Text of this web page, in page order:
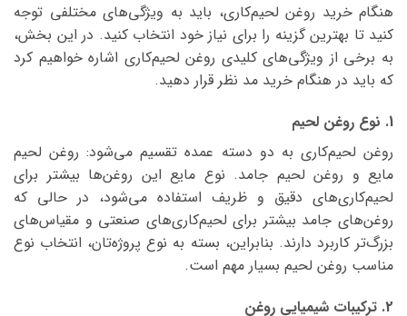
هنگام خرید روغن لحیم‌کاری، باید به ویژگی‌های مختلفی توجه
کنید تا بهترین گزینه را برای نیاز خود انتخاب کنید. در این بخش،
به برخی از ویژگی‌های کلیدی روغن لحیم‌کاری اشاره خواهیم کرد
که باید در هنگام خرید مد نظر قرار دهید.
1. نوع روغن لحیم
روغن لحیم‌کاری به دو دسته عمده تقسیم می‌شود: روغن لحیم
مایع و روغن لحیم جامد. نوع مایع این روغن‌ها بیشتر برای
لحیم‌کاری‌های دقیق و ظریف استفاده می‌شود، در حالی که
روغن‌های جامد بیشتر برای لحیم‌کاری‌های صنعتی و مقیاس‌های
بزرگ‌تر کاربرد دارند. بنابراین، بسته به نوع پروژه‌تان، انتخاب نوع
مناسب روغن لحیم بسیار مهم است.
2. ترکیبات شیمیایی روغن